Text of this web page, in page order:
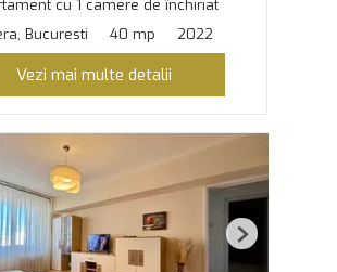
cu 1 camere de închiriat
Bucuresti
40 mp 2022
Vezi mai multe detalii
Next